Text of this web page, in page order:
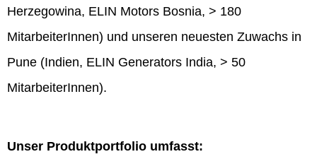
Herzegowina, ELIN Motors Bosnia, > 180
MitarbeiterInnen) und unseren neuesten Zuwachs in
Pune (Indien, ELIN Generators India, > 50
MitarbeiterInnen).
Unser Produktportfolio umfasst: